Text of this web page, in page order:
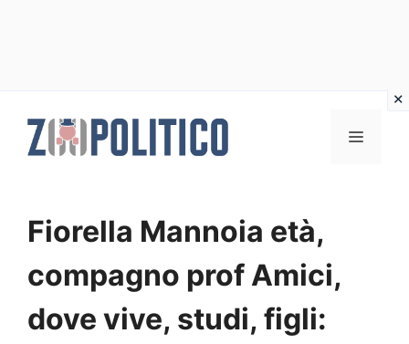
MENU
Fiorella Mannoia età,
compagno prof Amici,
dove vive, studi, figli: